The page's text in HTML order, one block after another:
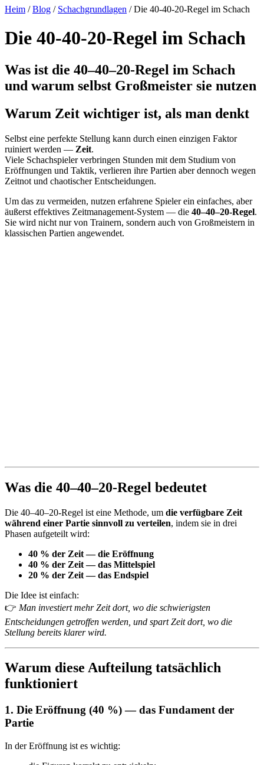
Heim /Blog / Schachgrundlagen /Die 40-40-20-Regel im Schach
Die 40-40-20-Regel im Schach
Was ist die 40–40–20-Regel im Schach
und warum selbst Großmeister sie nutzen
Warum Zeit wichtiger ist, als man denkt
Selbst eine perfekte Stellung kann durch einen einzigen Faktor
ruiniert werden — Zeit.
Viele Schachspieler verbringen Stunden mit dem Studium von
Eröffnungen und Taktik, verlieren ihre Partien aber dennoch wegen
Zeitnot und chaotischer Entscheidungen.
Um das zu vermeiden, nutzen erfahrene Spieler ein einfaches, aber
äußerst effektives Zeitmanagement-System — die 40–40–20-Regel.
Sie wird nicht nur von Trainern, sondern auch von Großmeistern in
klassischen Partien angewendet.
Was die 40–40–20-Regel bedeutet
Die 40–40–20-Regel ist eine Methode, um die verfügbare Zeit
während einer Partie sinnvoll zu verteilen, indem sie in drei
Phasen aufgeteilt wird:
40 % der Zeit — die Eröffnung
40 % der Zeit — das Mittelspiel
20 % der Zeit — das Endspiel
Die Idee ist einfach:
👉 Man investiert mehr Zeit dort, wo die schwierigsten
Entscheidungen getroffen werden, und spart Zeit dort, wo die
Stellung bereits klarer wird.
Warum diese Aufteilung tatsächlich
funktioniert
1. Die Eröffnung (40 %) — das Fundament der
Partie
In der Eröffnung ist es wichtig: